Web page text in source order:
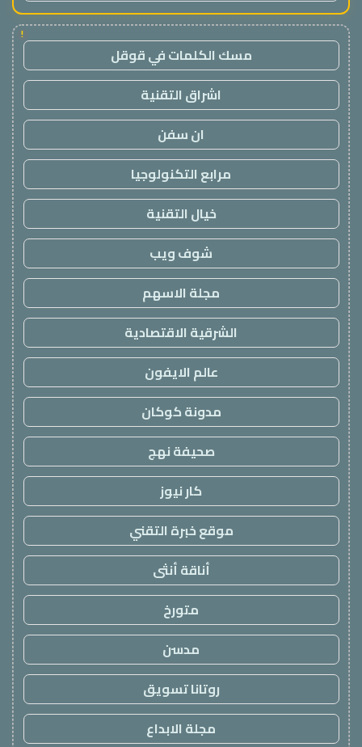
!
مسك الكلمات في قوقل
اشراق التقنية
ان سفن
مرابع التكنولوجيا
خيال التقنية
شوف ويب
مجلة الاسهم
الشرقية الاقتصادية
عالم الايفون
مدونة كوكان
صحيفة نهج
كار نيوز
موقع خبرة التقني
أناقة أنثى
متورخ
مدسن
روتانا تسويق
مجلة الابداع